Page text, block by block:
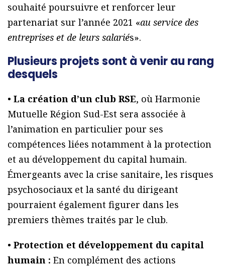
souhaité poursuivre et renforcer leur
partenariat sur l’année 2021 «au service des
entreprises et de leurs salariés».
Plusieurs projets sont à venir au rang
desquels
• La création d’un club RSE, où Harmonie
Mutuelle Région Sud-Est sera associée à
l’animation en particulier pour ses
compétences liées notamment à la protection
et au développement du capital humain.
Émergeants avec la crise sanitaire, les risques
psychosociaux et la santé du dirigeant
pourraient également figurer dans les
premiers thèmes traités par le club.
• Protection et développement du capital
humain : En complément des actions